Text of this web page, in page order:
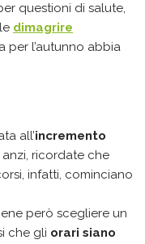
questioni di salute,
dimagrire
per l’autunno abbia
all’incremento
anzi, ricordate che
infatti, cominciano
però scegliere un
che gli orari siano